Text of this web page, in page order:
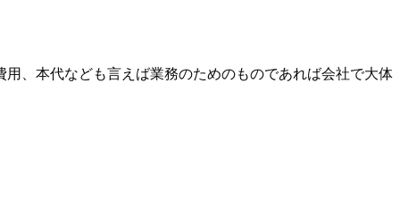
、本代なども言えば業務のためのものであれば会社で大体